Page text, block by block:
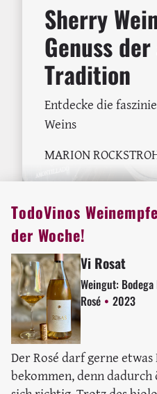
Sherry
Genuss
Tradition
Entdecke die
Weins
MARION
Erfahre alles über
TodoVinos
der Woche!
Vi Rosat
Weingut:
Rosé
2023
Der Rosé darf gerne
bekommen, denn